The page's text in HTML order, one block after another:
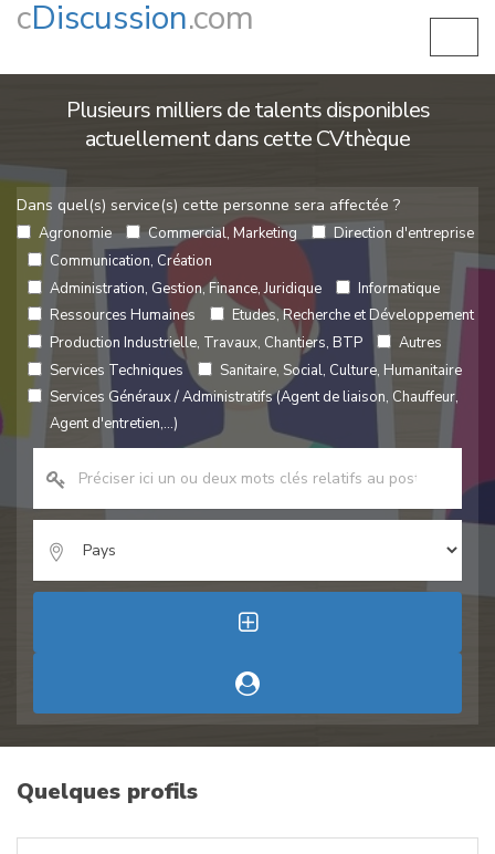
cDiscussion.com
Plusieurs milliers de talents disponibles
actuellement dans cette CVthèque
Dans quel(s) service(s) cette personne sera affectée ?
Agronomie Commercial, Marketing
Direction d'entreprise
Communication, Création
Administration, Gestion, Finance, Juridique
Informatique
Ressources Humaines
Etudes, Recherche et Développement
Production Industrielle, Travaux, Chantiers, BTP
Autres
Services Techniques
Sanitaire, Social, Culture, Humanitaire
Services Généraux / Administratifs (Agent de liaison, Chauffeur,
Agent d'entretien,...)
Quelques profils